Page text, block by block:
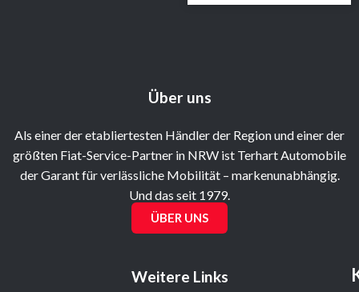
Über uns
Als einer der etabliertesten Händler der Region und einer der
größten Fiat-Service-Partner in NRW ist Terhart Automobile
der Garant für verlässliche Mobilität – markenunabhängig.
Und das seit 1979.
ÜBER UNS
Weitere Links